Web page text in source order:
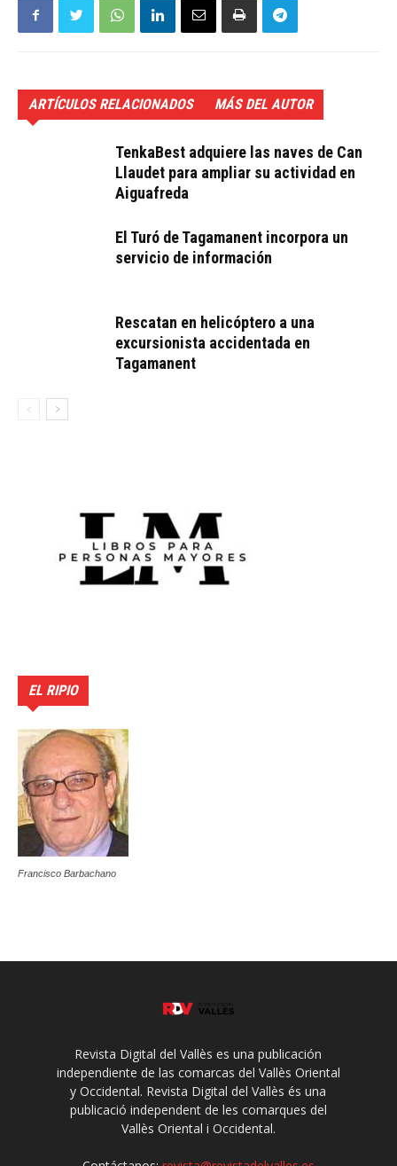
ARTÍCULOS RELACIONADOS MÁS DEL AUTOR
TenkaBest adquiere las naves de Can
Llaudet para ampliar su actividad en
Aiguafreda
El Turó de Tagamanent incorpora un
servicio de información
Rescatan en helicóptero a una
excursionista accidentada en
Tagamanent
EL RIPIO
Francisco Barbachano
Revista Digital del Vallès es una publicación
independiente de las comarcas del Vallès Oriental
y Occidental. Revista Digital del Vallès és una
publicació independent de les comarques del
Vallès Oriental i Occidental.